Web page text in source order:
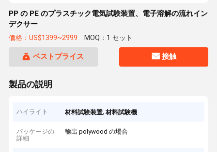
PP の PE のプラスチック電気試験装置、電子溶解の流れイン
デクサー
価格：US$1399~2999 MOQ：1 セット
ベストプライス 接触
製品の説明
ハイライト 材料試験装置,材料試験機
パッケージの
詳細
輸出 polywood の場合